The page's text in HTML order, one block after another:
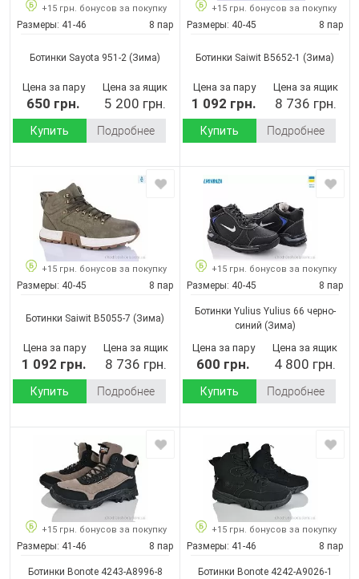
+15 грн. бонусов за покупку
Размеры: 41-46 8 пар
Ботинки Sayota 951-2 (Зима)
Цена за пару
650 грн.
Цена за ящик
5 200 грн.
Купить Подробнее
+15 грн. бонусов за покупку
Размеры: 40-45 8 пар
Ботинки Saiwit B5652-1 (Зима)
Цена за пару
1 092 грн.
Цена за ящик
8 736 грн.
Купить Подробнее
+15 грн. бонусов за покупку
Размеры: 40-45 8 пар
Ботинки Saiwit B5055-7 (Зима)
Цена за пару
1 092 грн.
Цена за ящик
8 736 грн.
Купить Подробнее
+15 грн. бонусов за покупку
Размеры: 40-45 8 пар
Ботинки Yulius Yulius 66 черно-
синий (Зима)
Цена за пару
600 грн.
Цена за ящик
4 800 грн.
Купить Подробнее
+15 грн. бонусов за покупку
Размеры: 41-46 8 пар
Ботинки Bonote 4243-A8996-8
+15 грн. бонусов за покупку
Размеры: 41-46 8 пар
Ботинки Bonote 4242-A9026-1